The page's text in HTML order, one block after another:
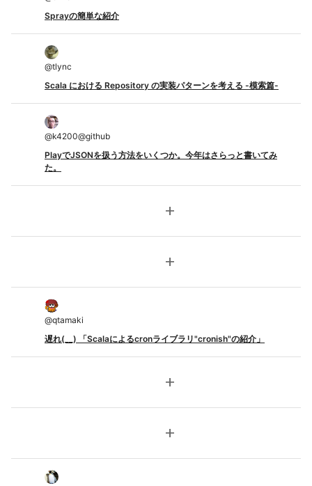
Sprayの簡単な紹介
@tlync
Scala における Repository の実装パターンを考える -模索篇-
@k4200@github
PlayでJSONを扱う方法をいくつか。今年はさらっと書いてみ
た。
add
add
@qtamaki
遅れ(__) 「Scalaによるcronライブラリ"cronish"の紹介」
add
add